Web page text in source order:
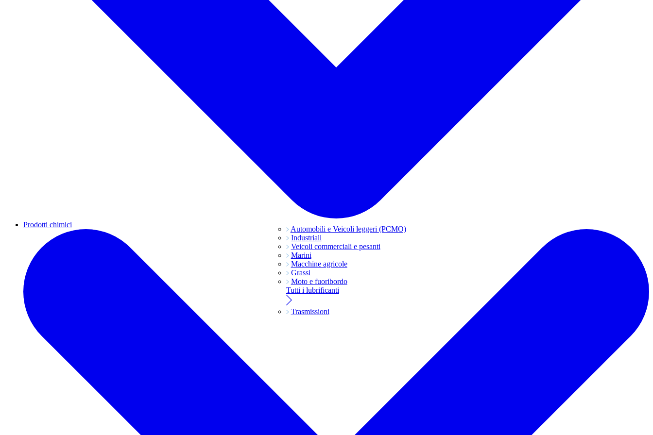
Automobili e Veicoli leggeri (PCMO)
Industriali
Veicoli commerciali e pesanti
Marini
Macchine agricole
Grassi
Moto e fuoribordo
Tutti i lubrificanti
Trasmissioni
Prodotti chimici